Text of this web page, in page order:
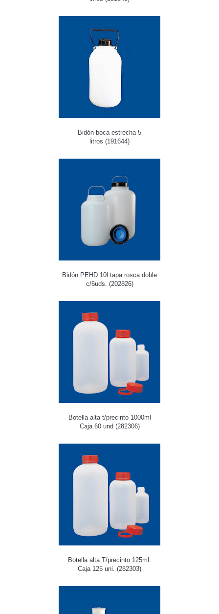
Bidón boca estrecha 5
litros (191644)
Bidón PEHD 10l tapa rosca doble
c/6uds. (202826)
Botella alta t/precinto 1000ml
Caja.60 und (282306)
Botella alta T/precinto 125ml.
Caja 125 uni. (282303)